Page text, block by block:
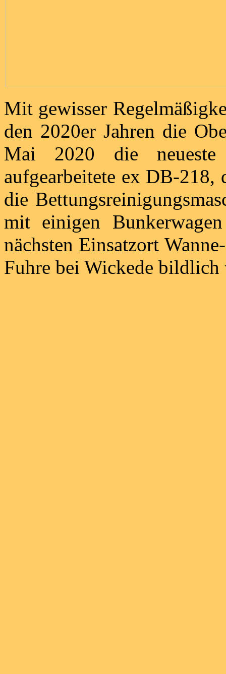
Mit gewisser
den 2020er Jahren die
Mai 2020 die
aufgearbeitete ex DB-218,
die
mit einigen
nächsten Einsatzort
Fuhre bei Wickede